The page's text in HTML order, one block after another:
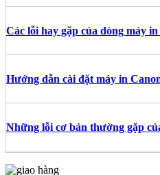
Các lỗi hay gặp của dòng máy in
Hướng dẫn cài đặt máy in
Những lỗi cơ bản thường gặp